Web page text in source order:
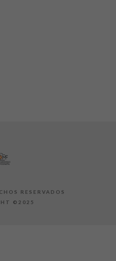
RESERVADOS
©2025